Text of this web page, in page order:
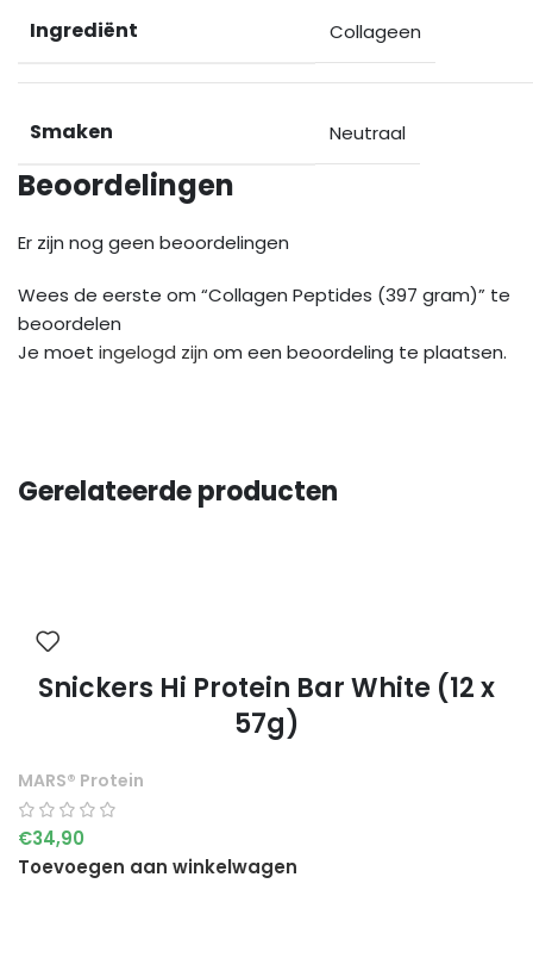
Ingrediënt Collageen
Smaken Neutraal
Beoordelingen
Er zijn nog geen beoordelingen
Wees de eerste om “Collagen Peptides (397 gram)” te
beoordelen
Je moet ingelogd zijn om een beoordeling te plaatsen.
Gerelateerde producten
Snickers Hi Protein Bar White (12 x
57g)
MARS® Protein
€34,90
Toevoegen aan winkelwagen